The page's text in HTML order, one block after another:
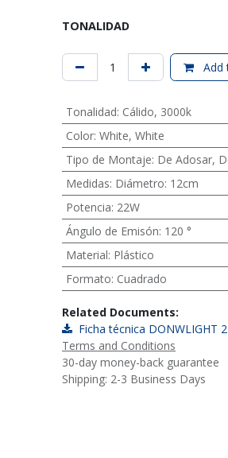
TONALIDAD
Add
Tonalidad: Cálido, 3000k
Color: White, White
Tipo de Montaje: De Adosar,
Medidas: Diámetro: 12cm
Potencia: 22W
Ángulo de Emisón: 120 °
Material: Plástico
Formato: Cuadrado
Related Documents:
Ficha técnica DONWLIGHT
Terms and Conditions
30-day money-back guarantee
Shipping: 2-3 Business Days